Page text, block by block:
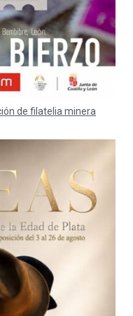
de filatelia minera